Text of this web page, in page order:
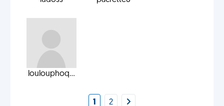
loulouphoq...
1 2